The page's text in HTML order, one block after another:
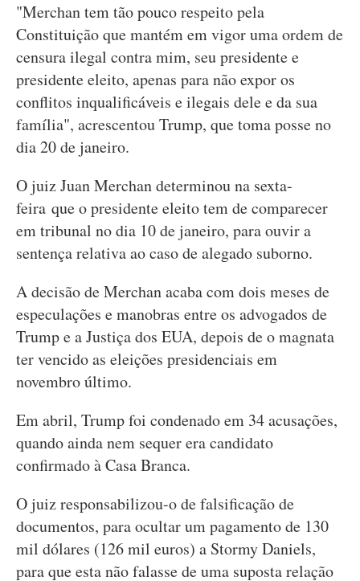
"Merchan tem tão pouco respeito pela
Constituição que mantém em vigor uma ordem de
censura ilegal contra mim, seu presidente e
presidente eleito, apenas para não expor os
conflitos inqualificáveis e ilegais dele e da sua
família", acrescentou Trump, que toma posse no
dia 20 de janeiro.
O juiz Juan Merchan determinou na sexta-
feira que o presidente eleito tem de comparecer
em tribunal no dia 10 de janeiro, para ouvir a
sentença relativa ao caso de alegado suborno.
A decisão de Merchan acaba com dois meses de
especulações e manobras entre os advogados de
Trump e a Justiça dos EUA, depois de o magnata
ter vencido as eleições presidenciais em
novembro último.
Em abril, Trump foi condenado em 34 acusações,
quando ainda nem sequer era candidato
confirmado à Casa Branca.
O juiz responsabilizou-o de falsificação de
documentos, para ocultar um pagamento de 130
mil dólares (126 mil euros) a Stormy Daniels,
para que esta não falasse de uma suposta relação